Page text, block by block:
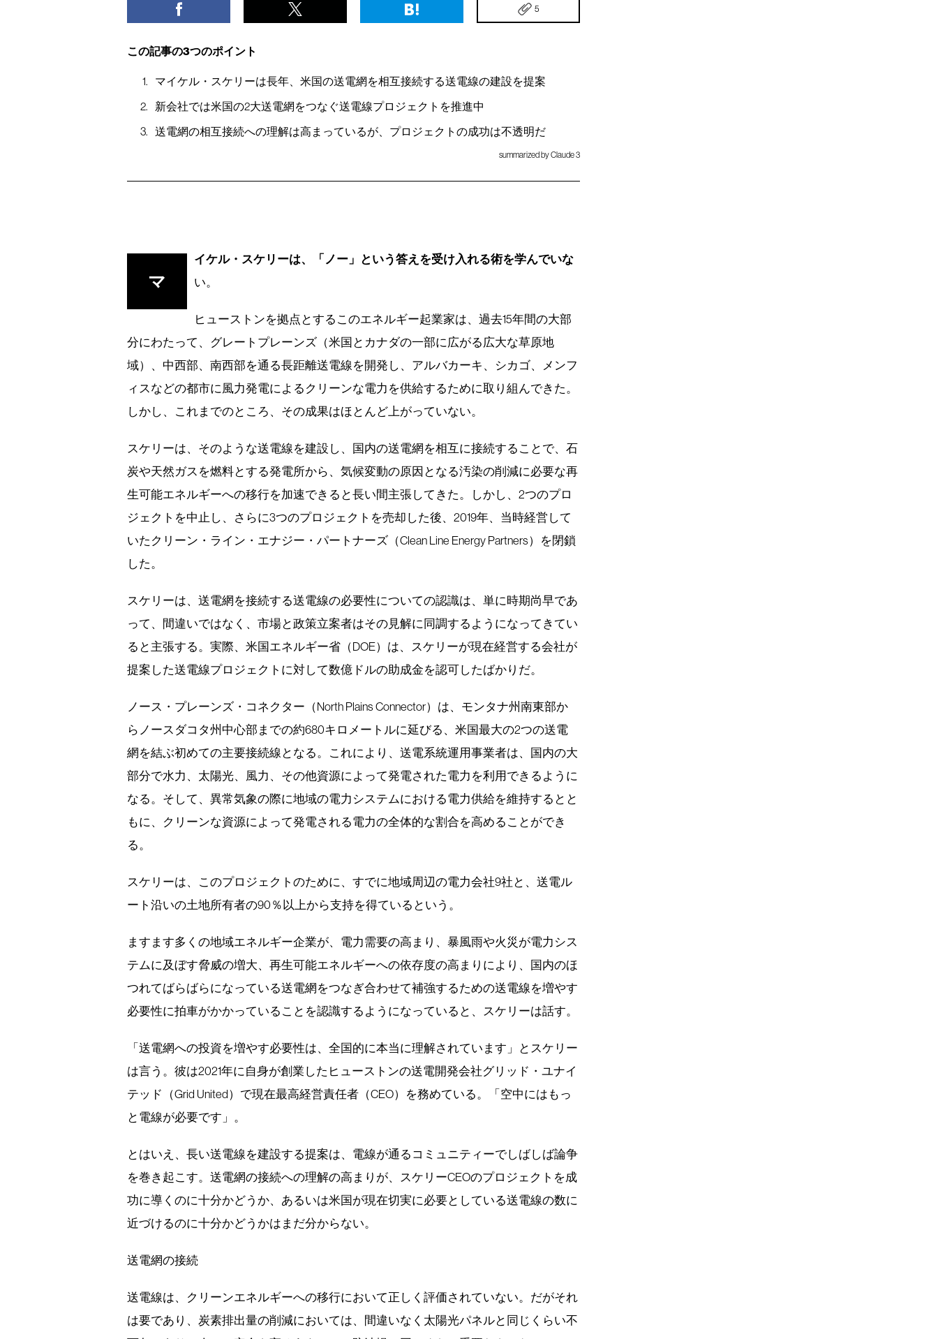
5
この記事の3つのポイント
マイケル・スケリーは長年、米国の送電網を相互接続する送電線の建設を提案
新会社では米国の2大送電網をつなぐ送電線プロジェクトを推進中
送電網の相互接続への理解は高まっているが、プロジェクトの成功は不透明だ
summarized by Claude 3
マ
イケル・スケリーは、「ノー」という答えを受け入れる術を学んでいな
い。
ヒューストンを拠点とするこのエネルギー起業家は、過去15年間の大部
分にわたって、グレートプレーンズ（米国とカナダの一部に広がる広大な草原地
域）、中西部、南西部を通る長距離送電線を開発し、アルバカーキ、シカゴ、メンフ
ィスなどの都市に風力発電によるクリーンな電力を供給するために取り組んできた。
しかし、これまでのところ、その成果はほとんど上がっていない。
スケリーは、そのような送電線を建設し、国内の送電網を相互に接続することで、石
炭や天然ガスを燃料とする発電所から、気候変動の原因となる汚染の削減に必要な再
生可能エネルギーへの移行を加速できると長い間主張してきた。しかし、2つのプロ
ジェクトを中止し、さらに3つのプロジェクトを売却した後、2019年、当時経営して
いたクリーン・ライン・エナジー・パートナーズ（Clean Line Energy Partners）を閉鎖
した。
スケリーは、送電網を接続する送電線の必要性についての認識は、単に時期尚早であ
って、間違いではなく、市場と政策立案者はその見解に同調するようになってきてい
ると主張する。実際、米国エネルギー省（DOE）は、スケリーが現在経営する会社が
提案した送電線プロジェクトに対して数億ドルの助成金を認可したばかりだ。
ノース・プレーンズ・コネクター（North Plains Connector）は、モンタナ州南東部か
らノースダコタ州中心部までの約680キロメートルに延びる、米国最大の2つの送電
網を結ぶ初めての主要接続線となる。これにより、送電系統運用事業者は、国内の大
部分で水力、太陽光、風力、その他資源によって発電された電力を利用できるように
なる。そして、異常気象の際に地域の電力システムにおける電力供給を維持するとと
もに、クリーンな資源によって発電される電力の全体的な割合を高めることができ
る。
スケリーは、このプロジェクトのために、すでに地域周辺の電力会社9社と、送電ル
ート沿いの土地所有者の90％以上から支持を得ているという。
ますます多くの地域エネルギー企業が、電力需要の高まり、暴風雨や火災が電力シス
テムに及ぼす脅威の増大、再生可能エネルギーへの依存度の高まりにより、国内のほ
つれてばらばらになっている送電網をつなぎ合わせて補強するための送電線を増やす
必要性に拍車がかかっていることを認識するようになっていると、スケリーは話す。
「送電網への投資を増やす必要性は、全国的に本当に理解されています」とスケリー
は言う。彼は2021年に自身が創業したヒューストンの送電開発会社グリッド・ユナイ
テッド（Grid United）で現在最高経営責任者（CEO）を務めている。「空中にはもっ
と電線が必要です」。
とはいえ、長い送電線を建設する提案は、電線が通るコミュニティーでしばしば論争
を巻き起こす。送電網の接続への理解の高まりが、スケリーCEOのプロジェクトを成
功に導くのに十分かどうか、あるいは米国が現在切実に必要としている送電線の数に
近づけるのに十分かどうかはまだ分からない。
送電網の接続
送電線は、クリーンエネルギーへの移行において正しく評価されていない。だがそれ
は要であり、炭素排出量の削減においては、間違いなく太陽光パネルと同じくらい不